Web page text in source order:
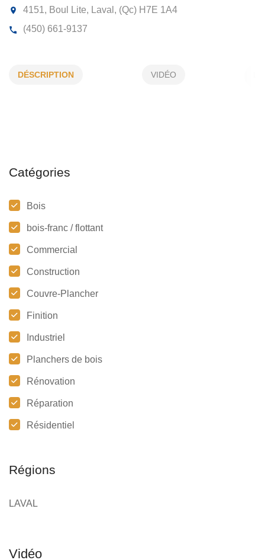
BV GRONDINES INC
DÉSCRIPTION VIDÉO
Catégories
Bois
bois-franc / flottant
Commercial
Construction
Couvre-Plancher
Finition
Industriel
Planchers de bois
Rénovation
Réparation
Résidentiel
Régions
LAVAL